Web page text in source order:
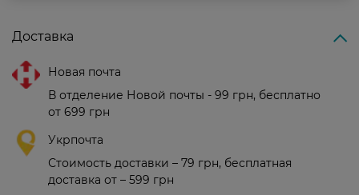
Доставка
Новая почта
В отделение Новой почты - 99 грн, бесплатно
от 699 грн
Укрпочта
Стоимость доставки – 79 грн, бесплатная
доставка от – 599 грн